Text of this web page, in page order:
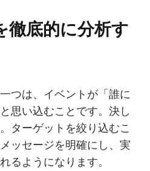
徹底的に分析す
つは、イベントが「誰に
思い込むことです。決し
ターゲットを絞り込むこ
ッセージを明確にし、実
るようになります。